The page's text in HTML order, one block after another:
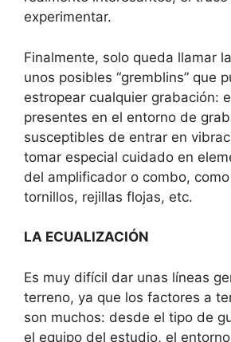
experimentar.
Finalmente, solo queda llamar
unos posibles “gremblins” que
estropear cualquier grabación:
presentes en el entorno de
susceptibles de entrar en
tomar especial cuidado en
del amplificador o combo,
tornillos, rejillas flojas, etc.
LA ECUALIZACIÓN
Es muy difícil dar unas líneas
terreno, ya que los factores a
son muchos: desde el tipo de
el equipo del estudio, el